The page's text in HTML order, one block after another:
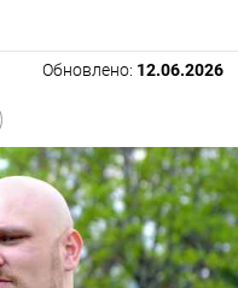
Обновлено: 12.06.2026